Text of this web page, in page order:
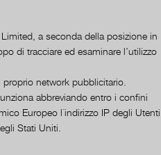
a seconda della posizione in
di tracciare ed esaminare l’utilizzo
network pubblicitario.
abbreviando entro i confini
Europeo l´indirizzo IP degli Utenti.
Stati Uniti.